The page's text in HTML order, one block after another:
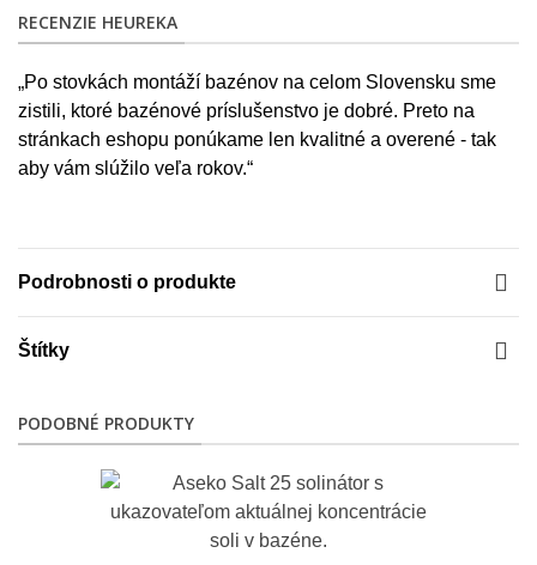
RECENZIE HEUREKA
„Po stovkách montáží bazénov na celom Slovensku sme
zistili, ktoré bazénové príslušenstvo je dobré. Preto na
stránkach eshopu ponúkame len kvalitné a overené - tak
aby vám slúžilo veľa rokov.“
Podrobnosti o produkte
Štítky
PODOBNÉ PRODUKTY